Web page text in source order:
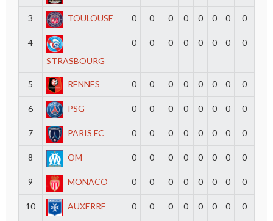
3 TOULOUSE 0 0 0 0 0 0 0 0
4
STRASBOURG
0 0 0 0 0 0 0 0
5 RENNES 0 0 0 0 0 0 0 0
6 PSG 0 0 0 0 0 0 0 0
7 PARIS FC 0 0 0 0 0 0 0 0
8 OM 0 0 0 0 0 0 0 0
9 MONACO 0 0 0 0 0 0 0 0
10 AUXERRE 0 0 0 0 0 0 0 0